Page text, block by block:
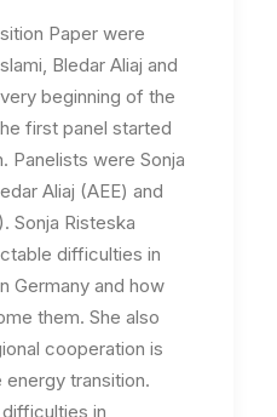
Paper were
Bledar Aliaj and
beginning of the
first panel started
Panelists were Sonja
Aliaj (AEE) and
Sonja Risteska
difficulties in
Germany and how
them. She also
cooperation is
transition.
in